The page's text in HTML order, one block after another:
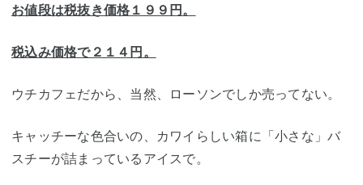
お値段は税抜き価格１９９円。
税込み価格で２１４円。
ウチカフェだから、当然、ローソンでしか売ってない。
キャッチーな色合いの、カワイらしい箱に「小さな」バ
スチーが詰まっているアイスで。